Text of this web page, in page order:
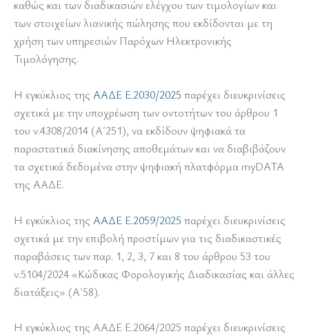
καθώς και των διαδικασιών ελέγχου των τιμολογίων και
των στοιχείων λιανικής πώλησης που εκδίδονται με τη
χρήση των υπηρεσιών Παρόχων Ηλεκτρονικής
Τιμολόγησης.
Η εγκύκλιος της ΑΑΔΕ Ε.2030/2025 παρέχει διευκρινίσεις
σχετικά με την υποχρέωση των οντοτήτων του άρθρου 1
του ν.4308/2014 (Α΄251), να εκδίδουν ψηφιακά τα
παραστατικά διακίνησης αποθεμάτων και να διαβιβάζουν
τα σχετικά δεδομένα στην ψηφιακή πλατφόρμα myDATA
της ΑΑΔΕ.
Η εγκύκλιος της ΑΑΔΕ Ε.2059/2025 παρέχει διευκρινίσεις
σχετικά με την επιβολή προστίμων για τις διαδικαστικές
παραβάσεις των παρ. 1, 2, 3, 7 και 8 του άρθρου 53 του
ν.5104/2024 «Κώδικας Φορολογικής Διαδικασίας και άλλες
διατάξεις» (Α΄58).
Η εγκύκλιος της ΑΑΔΕ Ε.2064/2025 παρέχει διευκρινίσεις